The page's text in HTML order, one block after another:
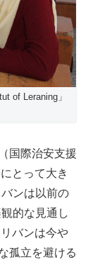
of Leraning」
国際治安支援
とって大き
ンは以前の
的な見通し
バンは今や
孤立を避ける